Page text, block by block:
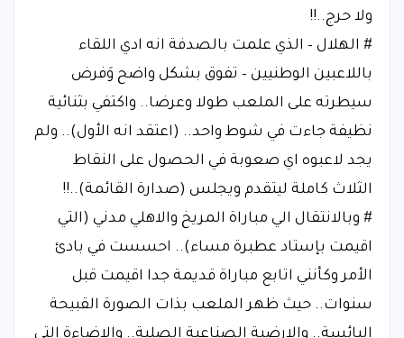
ولا حرج..!!
# الهلال – الذي علمت بالصدفة انه ادي اللقاء
باللاعبين الوطنيين – تفوق بشكل واضح وَفرض
سيطرته على الملعب طولا وعرضا.. واكتفي بثنائية
نظيفة جاءت في شوط واحد.. (اعتقد انه الأول).. ولم
يجد لاعبوه اي صعوبة في الحصول على النقاط
الثلاث كاملة ليتقدم ويجلس (صدارة القائمة)..!!
# وبالانتقال الي مباراة المريخ والاهلي مدني (التي
اقيمت بإستاد عطبرة مساء).. احسست في بادئ
الأمر وكأنني اتابع مباراة قديمة جدا اقيمت قبل
سنوات.. حيث ظهر الملعب بذات الصورة القبيحة
البائسة.. والارضية الصناعية الصلبة.. والإضاءة التي